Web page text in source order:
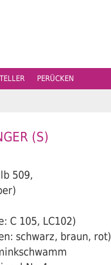
PERÜCKEN
(S)
509,
C 105, LC102)
schwarz, braun, rot)